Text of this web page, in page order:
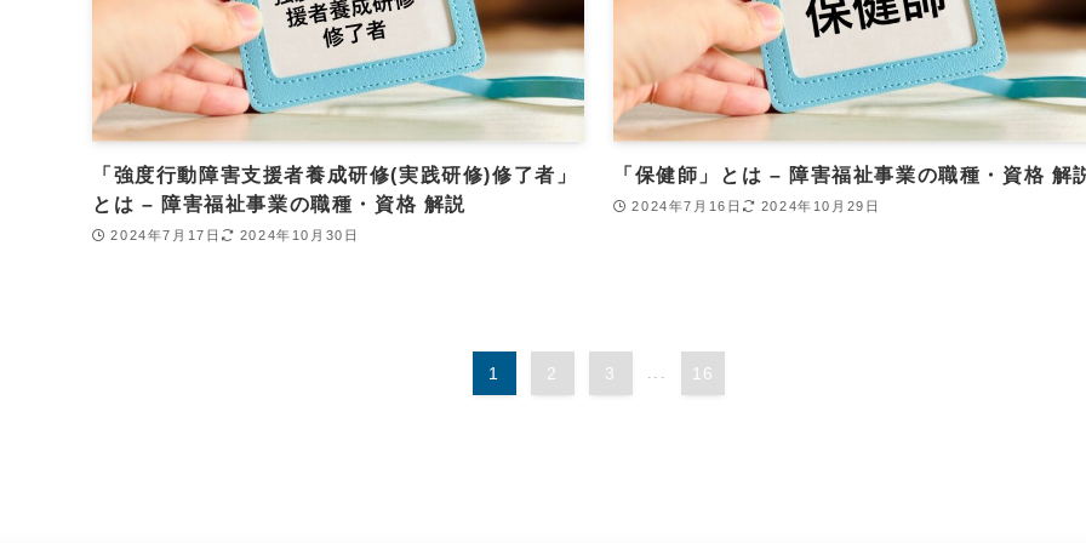
「強度行動障害支援者養成研修(実践研修)修了者」
とは – 障害福祉事業の職種・資格 解説
2024年7月17日 2024年10月30日
「保健師」とは – 障害福祉事業の職種・資格 解
2024年7月16日 2024年10月29日
1 2 3 16